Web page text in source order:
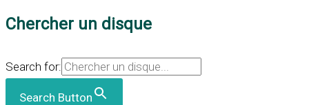
Chercher un disque
Search for:
Search Button